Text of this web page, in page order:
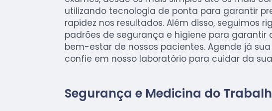
utilizando tecnologia de ponta para garantir
rapidez nos resultados. Além disso, seguimos
padrões de segurança e higiene para garantir
bem-estar de nossos pacientes. Agende já
confie em nosso laboratório para cuidar da
Segurança e Medicina do